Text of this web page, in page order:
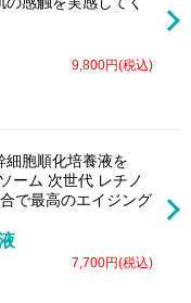
9,800円(税込)
細胞順化培養液を
ーム 次世代 レチノ
で最高のエイジング
7,700円(税込)